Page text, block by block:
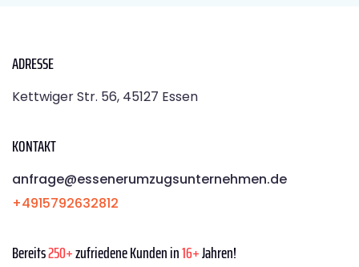
ADRESSE
Kettwiger Str. 56, 45127 Essen
KONTAKT
anfrage@essenerumzugsunternehmen.de
+4915792632812
Bereits250+zufriedene Kunden in16+Jahren!